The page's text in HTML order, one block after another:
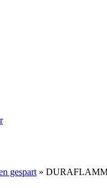
gespart »